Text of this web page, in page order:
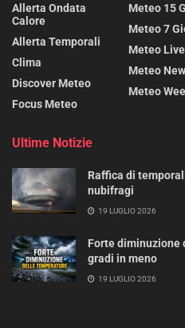
Allerta Ondata
Calore
Allerta Temporali
Clima
Discover Meteo
Focus Meteo
Meteo 15
Meteo 7
Meteo Live
Meteo
Meteo
Ultime Notizie
Raffica di
nubifragi
19 LUGLIO 2026
Forte diminuzione
gradi in meno
19 LUGLIO 2026